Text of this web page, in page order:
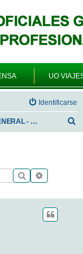
UO
Identificarse
FORO GENERAL - VARIEDADES
r
Buscar